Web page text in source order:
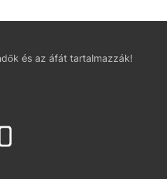
és az áfát tartalmazzák!